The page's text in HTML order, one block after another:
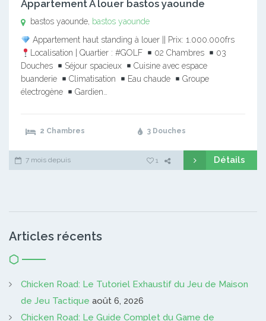
Appartement A louer bastos yaounde
bastos yaounde, bastos yaounde
Appartement haut standing à louer || Prix: 1.000.000frs
Localisation | Quartier : #GOLF
02 Chambres
03
Douches
Séjour spacieux
Cuisine avec espace
buanderie
Climatisation Eau chaude
Groupe
électrogène
Gardien…
2 Chambres 3 Douches
7 mois depuis 1 Détails
Articles récents
Chicken Road: Le Tutoriel Exhaustif du Jeu de Maison
de Jeu Tactique août 6, 2026
Chicken Road: Le Guide Complet du Game de